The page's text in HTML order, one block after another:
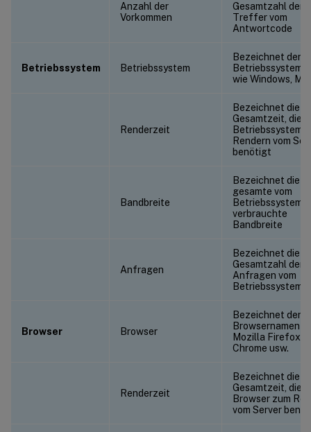
Anzahl der
Vorkommen
Gesamtzahl der
Treffer vom
Antwortcode
Betriebssystem Betriebssystem
Bezeichnet den
wie Windows,
Renderzeit
Bezeichnet die
Gesamtzeit, die
Betriebssystem
Rendern vom
benötigt
Bandbreite
Bezeichnet die
gesamte vom
Betriebssystem
verbrauchte
Bandbreite
Anfragen
Bezeichnet die
Gesamtzahl der
Anfragen vom
Betriebssystem
Browser Browser
Bezeichnet den
Browsernamen
Mozilla Firefox,
Chrome usw.
Renderzeit
Bezeichnet die
Gesamtzeit, die
Browser zum
vom Server